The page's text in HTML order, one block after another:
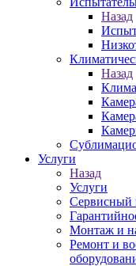
Назад
Назад
Услуги
Назад
Услуги
Сервисный
Монтаж и
Ремонт и